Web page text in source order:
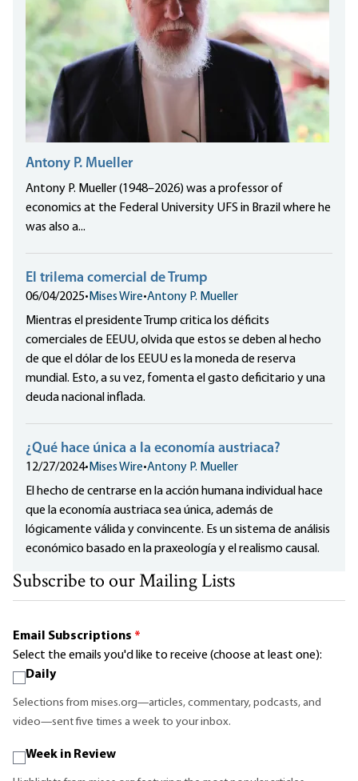
Antony P. Mueller
Antony P. Mueller (1948–2026) was a professor of
economics at the Federal University UFS in Brazil where he
was also a...
El trilema comercial de Trump
06/04/2025• Mises Wire•Antony P. Mueller
Mientras el presidente Trump critica los déficits
comerciales de EEUU, olvida que estos se deben al hecho
de que el dólar de los EEUU es la moneda de reserva
mundial. Esto, a su vez, fomenta el gasto deficitario y una
deuda nacional inflada.
¿Qué hace única a la economía austriaca?
12/27/2024• Mises Wire•Antony P. Mueller
El hecho de centrarse en la acción humana individual hace
que la economía austriaca sea única, además de
lógicamente válida y convincente. Es un sistema de análisis
económico basado en la praxeología y el realismo causal.
Subscribe to our Mailing Lists
Email Subscriptions *
Select the emails you'd like to receive (choose at least one):
Daily
Selections from mises.org—articles, commentary, podcasts, and
video—sent five times a week to your inbox.
Week in Review